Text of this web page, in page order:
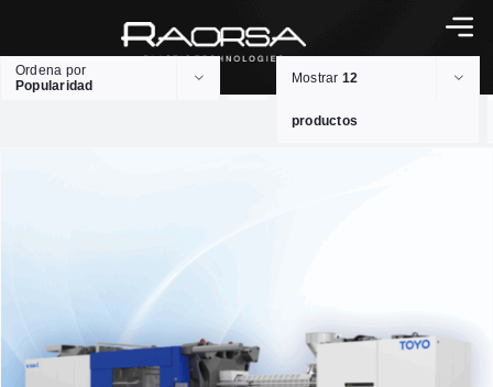
Ordena por
Popularidad
Mostrar 12
productos